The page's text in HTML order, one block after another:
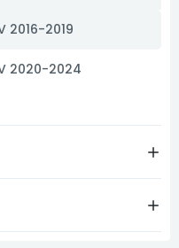
2016-2019
2020-2024